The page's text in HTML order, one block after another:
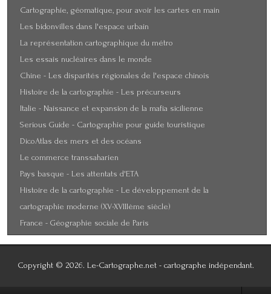
Cartographie, géomatique, pour avoir les cartes en main
Les bidonvilles dans l'espace urbain
La représentation cartographique du métro
Les essais nucléaires dans le monde
Chine - Les disparités régionales de l'espace chinois
Histoire de la cartographie - Les précurseurs
Italie - Naissance et expansion de la mafia sicilienne
Serious Guide - Cartographie pour guide touristique
DicoAtlas des mers et des océans
Le commerce transsaharien
Pays basque - Les attentats d'ETA
Histoire de la cartographie - Le développement de la
cartographie moderne (XV-XVIIIème siècle)
France - Géographie sociale de Paris
Copyright © 2026. Le-Cartographe.net - cartographe indépendant.